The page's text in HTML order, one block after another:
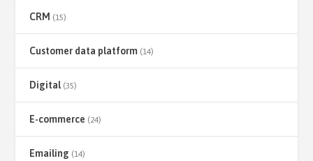
CRM (15)
Customer data platform (14)
Digital(35)
E-commerce (24)
Emailing (14)